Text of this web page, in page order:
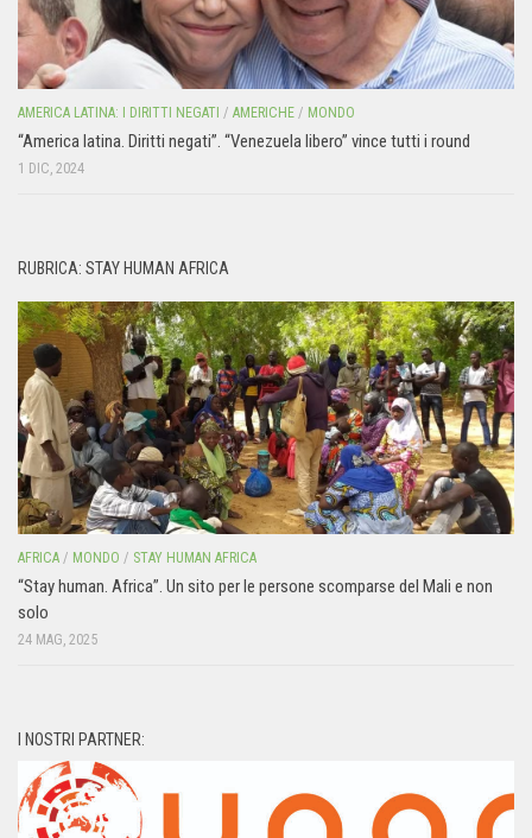
AMERICA LATINA: I DIRITTI NEGATI / AMERICHE / MONDO
“America latina. Diritti negati”. “Venezuela libero” vince tutti i round
1 DIC, 2024
RUBRICA: STAY HUMAN AFRICA
AFRICA / MONDO / STAY HUMAN AFRICA
“Stay human. Africa”. Un sito per le persone scomparse del Mali e non
solo
24 MAG, 2025
I NOSTRI PARTNER: